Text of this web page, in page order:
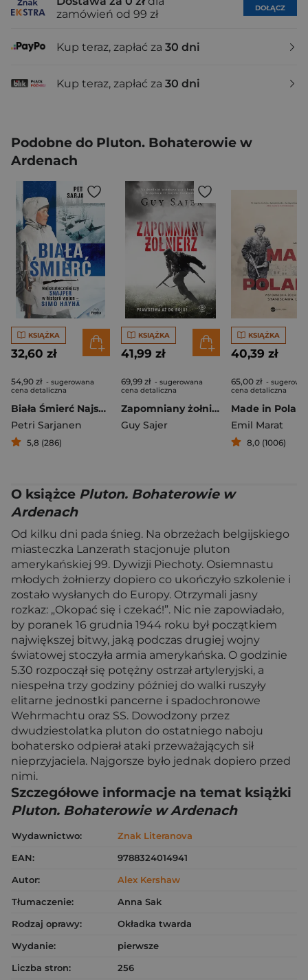
zamówień od 99 zł
DOŁĄCZ
Kup teraz, zapłać za 30 dni
Kup teraz, zapłać za 30 dni
Podobne do Pluton. Bohaterowie w
Ardenach
KSIĄŻKA
32,60 zł
54,90 zł - sugerowana
cena detaliczna
Biała Śmierć Najskuteczniejszy snajper w historii wojen – Simö Häyhä
Petri Sarjanen
5,8 (286)
KSIĄŻKA
41,99 zł
69,99 zł - sugerowana
cena detaliczna
Zapomniany żołnierz
Guy Sajer
KSIĄŻKA
40,39 zł
65,00 zł -
cena detaliczna
Emil Marat
8,0 (1006)
O książce Pluton. Bohaterowie w
Ardenach
Od kilku dni pada śnieg. Na obrzeżach belgijskiego
miasteczka Lanzerath stacjonuje pluton
amerykańskiej 99. Dywizji Piechoty. Osiemnastu
młodych żołnierzy dopiero co ukończyło szkolenie i
zostało wysłanych do Europy. Otrzymali jasny
rozkaz: „Okopać się i czekać!”. Nic nie zapowiadało,
by poranek 16 grudnia 1944 roku był początkiem
największej bitwy, jaką podczas drugiej wojny
światowej stoczyła armia amerykańska. O godzinie
5.30 rozpoczął się potężny ostrzał artyleryjski, a
niespełna trzy godziny później do walki ruszyły
elitarne jednostki pancerne i spadochronowe
Wehrmachtu oraz SS. Dowodzony przez
dwudziestolatka pluton do ostatniego naboju
bohatersko odpierał ataki przeważających sił
nieprzyjaciela. Najgorsze było jednak dopiero przed
nimi.
Szczegółowe informacje na temat książki
Pluton. Bohaterowie w Ardenach
Wydawnictwo:
Znak Literanova
EAN:
9788324014941
Autor:
Alex Kershaw
Tłumaczenie:
Anna Sak
Rodzaj oprawy:
Okładka twarda
Wydanie:
pierwsze
Liczba stron:
256